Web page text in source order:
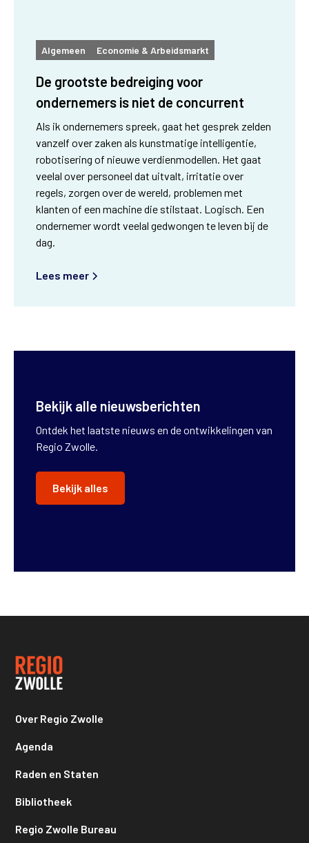
De grootste bedreiging voor
ondernemers is niet de concurrent
Algemeen Economie & Arbeidsmarkt
Als ik ondernemers spreek, gaat het gesprek zelden
vanzelf over zaken als kunstmatige intelligentie,
robotisering of nieuwe verdienmodellen. Het gaat
veelal over personeel dat uitvalt, irritatie over
regels, zorgen over de wereld, problemen met
klanten of een machine die stilstaat. Logisch. Een
ondernemer wordt veelal gedwongen te leven bij de
dag.
Lees meer
Bekijk alle nieuwsberichten
Ontdek het laatste nieuws en de ontwikkelingen van
Regio Zwolle.
Bekijk alles
Over Regio Zwolle
Agenda
Raden en Staten
Bibliotheek
Regio Zwolle Bureau